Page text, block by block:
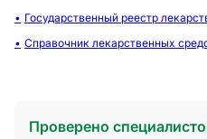
Государственный реестр
Справочник лекарственных
Проверено